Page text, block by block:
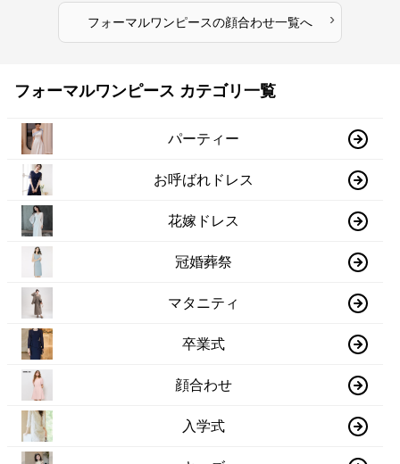
フォーマルワンピースの顔合わせ一覧へ ›
フォーマルワンピース カテゴリ一覧
パーティー
お呼ばれドレス
花嫁ドレス
冠婚葬祭
マタニティ
卒業式
顔合わせ
入学式